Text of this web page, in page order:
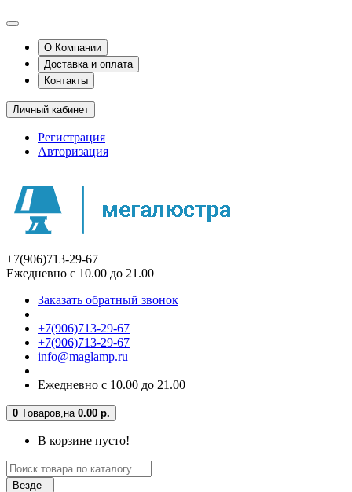
О Компании
Доставка и оплата
Контакты
Личный кабинет
Регистрация
Авторизация
+7(906)713-29-67
Ежедневно с 10.00 до 21.00
Заказать обратный звонок
+7(906)713-29-67
+7(906)713-29-67
info@maglamp.ru
Ежедневно с 10.00 до 21.00
0 Tоваров,на 0.00 р.
В корзине пусто!
Везде